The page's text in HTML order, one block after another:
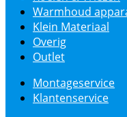
Warmhoud
Klein Materiaal
Overig
Outlet
Montageservice
Klantenservice